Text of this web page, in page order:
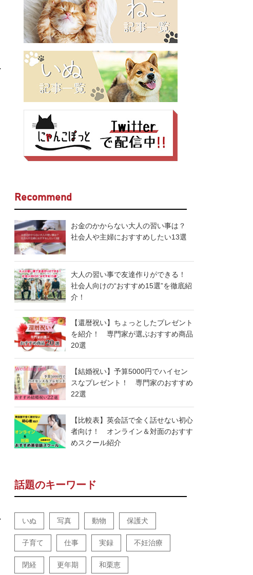
Recommend
お金のかからない大人の習い事は？
社会人や主婦におすすめしたい13選
大人の習い事で友達作りができる！
社会人向けの“おすすめ15選”を徹底紹
介！
【還暦祝い】ちょっとしたプレゼント
を紹介！ 専門家が選ぶおすすめ商品
20選
【結婚祝い】予算5000円でハイセン
スなプレゼント！ 専門家のおすすめ
22選
【比較表】英会話で全く話せない初心
者向け！ オンライン＆対面のおすす
めスクール紹介
話題のキーワード
いぬ 写真 動物 保護犬
子育て 仕事 実録 不妊治療
閉経 更年期 和栗恵